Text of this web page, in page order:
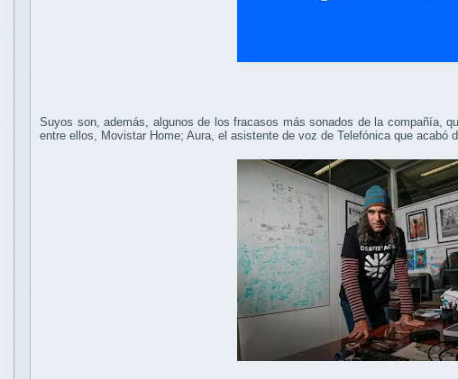
Suyos son, además, algunos de los fracasos más sonados de la compañía,
entre ellos, Movistar Home; Aura, el asistente de voz de Telefónica que acabó